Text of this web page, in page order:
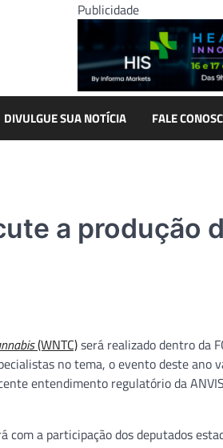
Publicidade
DIVULGUE SUA NOTÍCIA FALE
a produção
(WNTC)será realizado dentro da
no tema, o evento deste ano
entendimento regulatório da
a participação dos deputados